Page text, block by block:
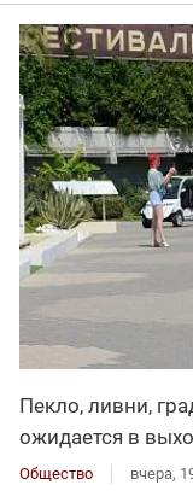
Пекло, ливни,
ожидается в
Общество вчера,